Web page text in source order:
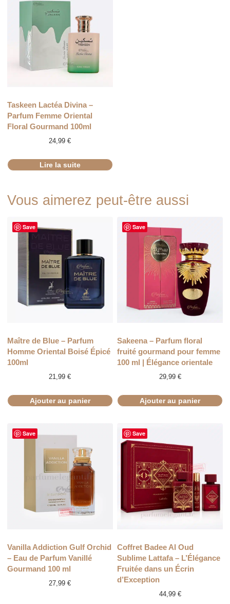
RUPTURE
Taskeen Lactéa Divina –
Parfum Femme Oriental
Floral Gourmand 100ml
24,99€
Lire la suite
Vous aimerez peut-être aussi
Save
Maître de Blue – Parfum
Homme Oriental Boisé Épicé
100ml
21,99€
Ajouter au panier
Save
Sakeena – Parfum floral
fruité gourmand pour femme
100 ml | Élégance orientale
29,99 €
Ajouter au panier
Save
Vanilla Addiction Gulf Orchid
– Eau de Parfum Vanillé
Gourmand 100 ml
27,99€
Save
Coffret Badee Al Oud
Sublime Lattafa – L’Élégance
Fruitée dans un Écrin
d’Exception
44,99 €